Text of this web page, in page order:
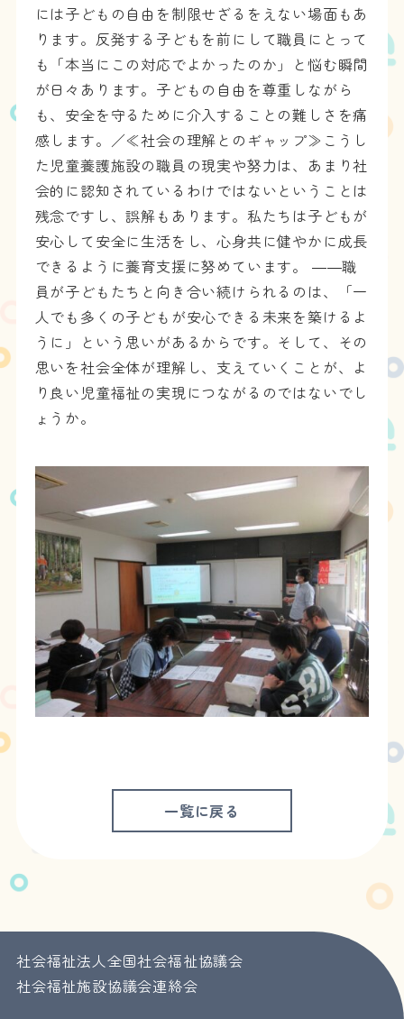
には子どもの自由を制限せざるをえない場面もあ
ります。反発する子どもを前にして職員にとって
も「本当にこの対応でよかったのか」と悩む瞬間
が日々あります。子どもの自由を尊重しながら
も、安全を守るために介入することの難しさを痛
感します。／≪社会の理解とのギャップ≫こうし
た児童養護施設の職員の現実や努力は、あまり社
会的に認知されているわけではないということは
残念ですし、誤解もあります。私たちは子どもが
安心して安全に生活をし、心身共に健やかに成長
できるように養育支援に努めています。 ――職
員が子どもたちと向き合い続けられるのは、「一
人でも多くの子どもが安心できる未来を築けるよ
うに」という思いがあるからです。そして、その
思いを社会全体が理解し、支えていくことが、よ
り良い児童福祉の実現につながるのではないでし
ょうか。
一覧に戻る
社会福祉法人全国社会福祉協議会
社会福祉施設協議会連絡会